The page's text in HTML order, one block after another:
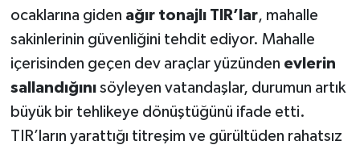
ocaklarına giden ağır tonajlı TIR’lar, mahalle
sakinlerinin güvenliğini tehdit ediyor. Mahalle
içerisinden geçen dev araçlar yüzünden evlerin
sallandığınısöyleyen vatandaşlar, durumun artık
büyük bir tehlikeye dönüştüğünü ifade etti.
TIR’ların yarattığı titreşim ve gürültüden rahatsız